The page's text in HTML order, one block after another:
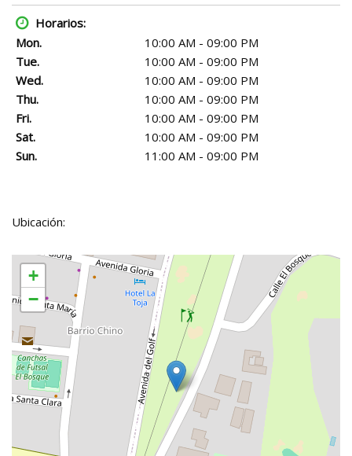
Horarios:
Mon.
10:00 AM - 09:00 PM
Tue.
10:00 AM - 09:00 PM
Wed.
10:00 AM - 09:00 PM
Thu.
10:00 AM - 09:00 PM
Fri.
10:00 AM - 09:00 PM
Sat.
10:00 AM - 09:00 PM
Sun.
11:00 AM - 09:00 PM
Ubicación:
+
−